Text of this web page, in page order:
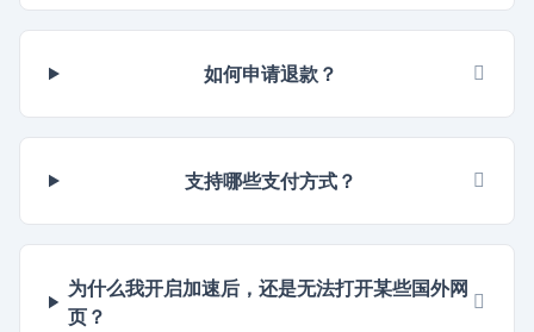
如何申请退款？
支持哪些支付方式？
为什么我开启加速后，还是无法打开某些国外网
页？